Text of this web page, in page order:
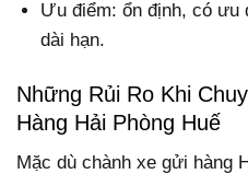
Ưu điểm: ổn định, có ưu
dài hạn.
Những Rủi Ro Khi
Hàng Hải Phòng Huế
Mặc dù chành xe gửi hàng